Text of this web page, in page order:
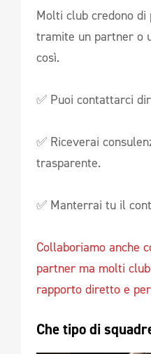
Molti club credono
tramite un partner o
così.
✅ Puoi contattarci
✅ Riceverai
trasparente.
✅ Manterrai tu il
Collaboriamo anche
partner ma molti
rapporto diretto e
Che tipo di